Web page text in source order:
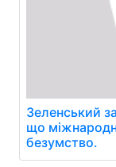
Зеленський
що
безумство.